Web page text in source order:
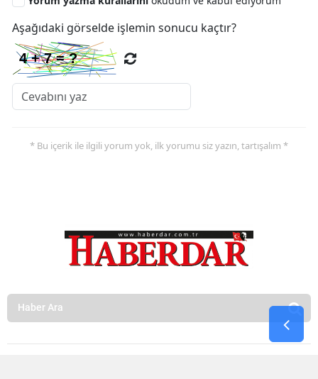
Aşağıdaki görselde işlemin sonucu kaçtır?
* Bu içerik ile ilgili yorum yok, ilk yorumu siz yazın, tartışalım *